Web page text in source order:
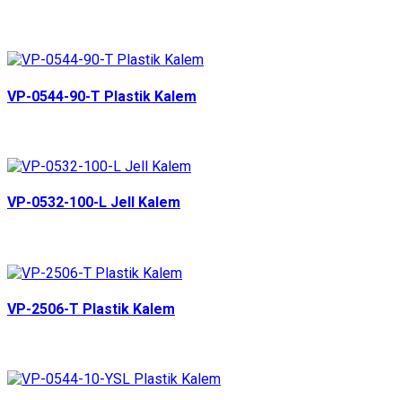
VP-0544-90-T Plastik Kalem
VP-0532-100-L Jell Kalem
VP-2506-T Plastik Kalem